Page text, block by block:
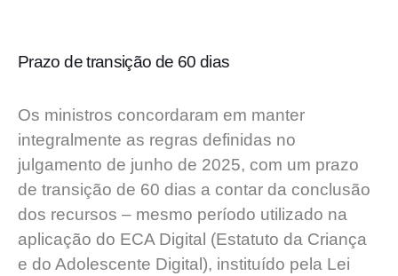
Prazo de transição de 60 dias
Os ministros concordaram em manter
integralmente as regras definidas no
julgamento de junho de 2025, com um prazo
de transição de 60 dias a contar da conclusão
dos recursos – mesmo período utilizado na
aplicação do ECA Digital (Estatuto da Criança
e do Adolescente Digital), instituído pela Lei